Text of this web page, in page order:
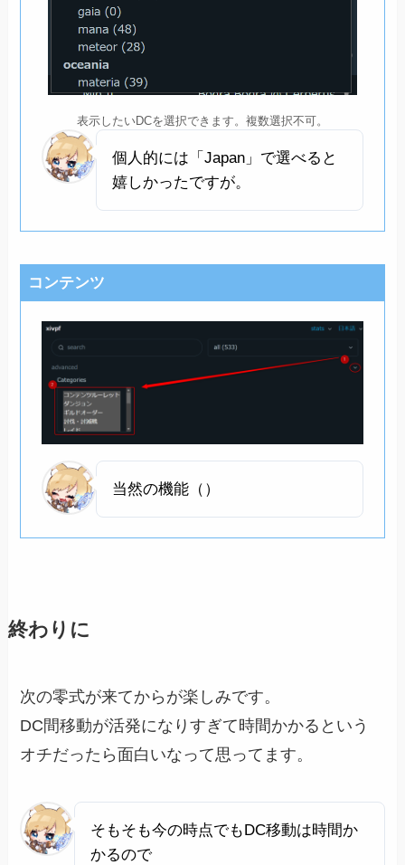
表示したいDCを選択できます。複数選択不可。
個人的には「Japan」で選べると
嬉しかったですが。
コンテンツ
当然の機能（）
終わりに
次の零式が来てからが楽しみです。
DC間移動が活発になりすぎて時間かかるという
オチだったら面白いなって思ってます。
そもそも今の時点でもDC移動は時間か
かるので